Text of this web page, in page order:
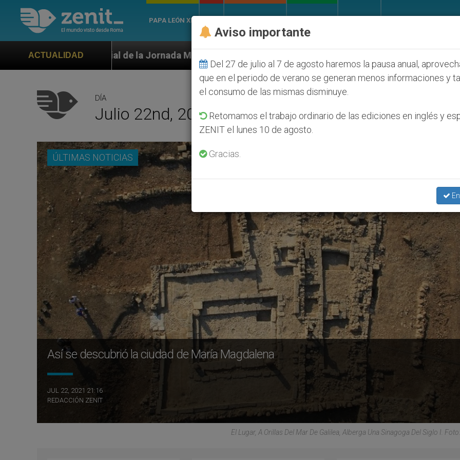
PAPA LEÓN XIV
ACTUALIDAD
de la Jornada Mundial de la Juventud Seúl 2027 ONU se pronuncia ante caso de obispo
DÍA
Julio 22nd, 2021
ÚLTIMAS NOTICIAS
Así se descubrió la ciudad de María Magdalena
JUL 22, 2021 21:16
REDACCIÓN ZENIT
El Lugar, A Orillas Del Mar De Galilea, Alberga Una Sinagoga Del Siglo I.
Aviso importante
Del 27 de julio al 7 de agosto haremos la pausa anual,
que en el periodo de verano se generan menos informaciones y
el consumo de las mismas disminuye.
Retomamos el trabajo ordinario de las ediciones en inglés y
ZENIT el lunes 10 de agosto.
Gracias.